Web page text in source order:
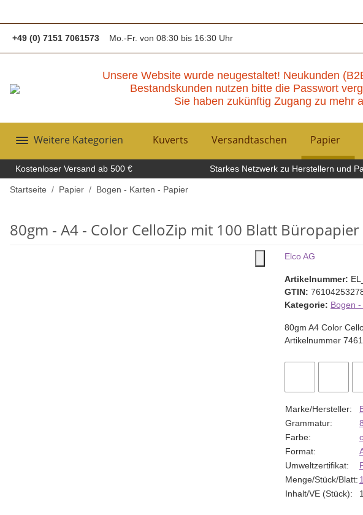
+49 (0) 7151 7061573 Mo.-Fr. von 08:30 bis 16:30 Uhr
Unsere Website wurde neugestaltet! Neukunden
Bestandskunden nutzen bitte die Passwort
Sie haben zukünftig Zugang zu mehr
Weitere Kategorien Kuverts Versandtaschen Papier
Kostenloser Versand ab 500 € Starkes Netzwerk zu Herstellern und
Startseite Papier Bogen - Karten - Papier
80gm - A4 - Color CelloZip mit 100 Blatt Büropapier
Elco AG
Artikelnummer:
GTIN:
Kategorie: Bogen
80gm A4 Color
Artikelnummer
Marke/Hersteller:
Grammatur:
Farbe:
Format:
Umweltzertifikat:
Menge/Stück/Blatt:
Inhalt/VE (Stück):